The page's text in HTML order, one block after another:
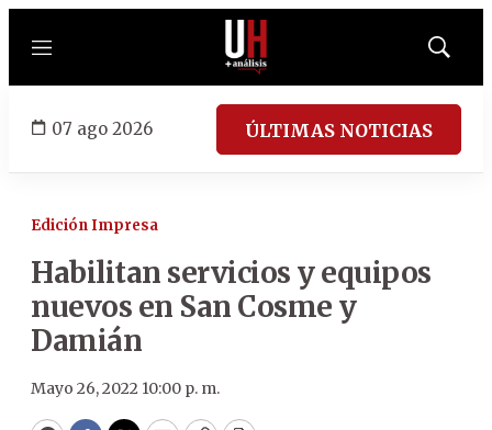
Menú
Mostrar
07 ago 2026 ÚLTIMAS NOTICIAS
Edición Impresa
Habilitan servicios y equipos
nuevos en San Cosme y
Damián
Mayo 26, 2022 10:00 p. m.